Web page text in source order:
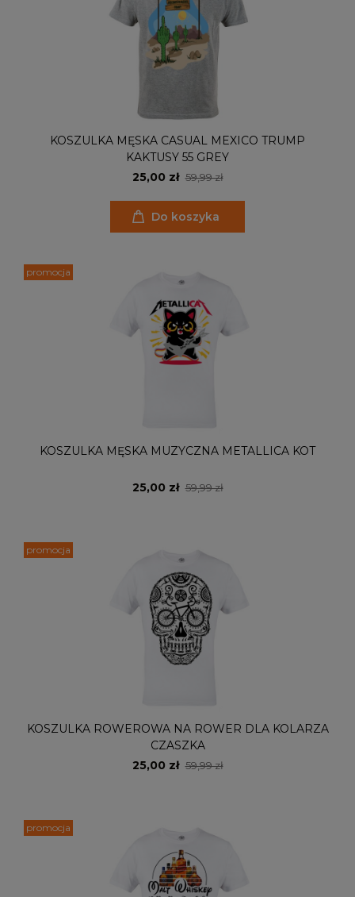
KOSZULKA MĘSKA CASUAL MEXICO TRUMP
KAKTUSY 55 GREY
25,00 zł 59,99 zł
Do koszyka
KOSZULKA MĘSKA MUZYCZNA METALLICA KOT
25,00 zł 59,99 zł
promocja
KOSZULKA ROWEROWA NA ROWER DLA KOLARZA
CZASZKA
25,00 zł 59,99 zł
promocja
promocja